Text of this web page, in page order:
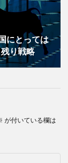
にとっては
り戦略
が付いている欄は